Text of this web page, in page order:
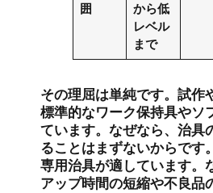
囲
から低
レベル
まで
その理屈は単純です。試作
標準的なワーク保持具やソ
ています。なぜなら、治具
ることはまずないからです
専用治具が適しています。
アップ時間の短縮や不良品